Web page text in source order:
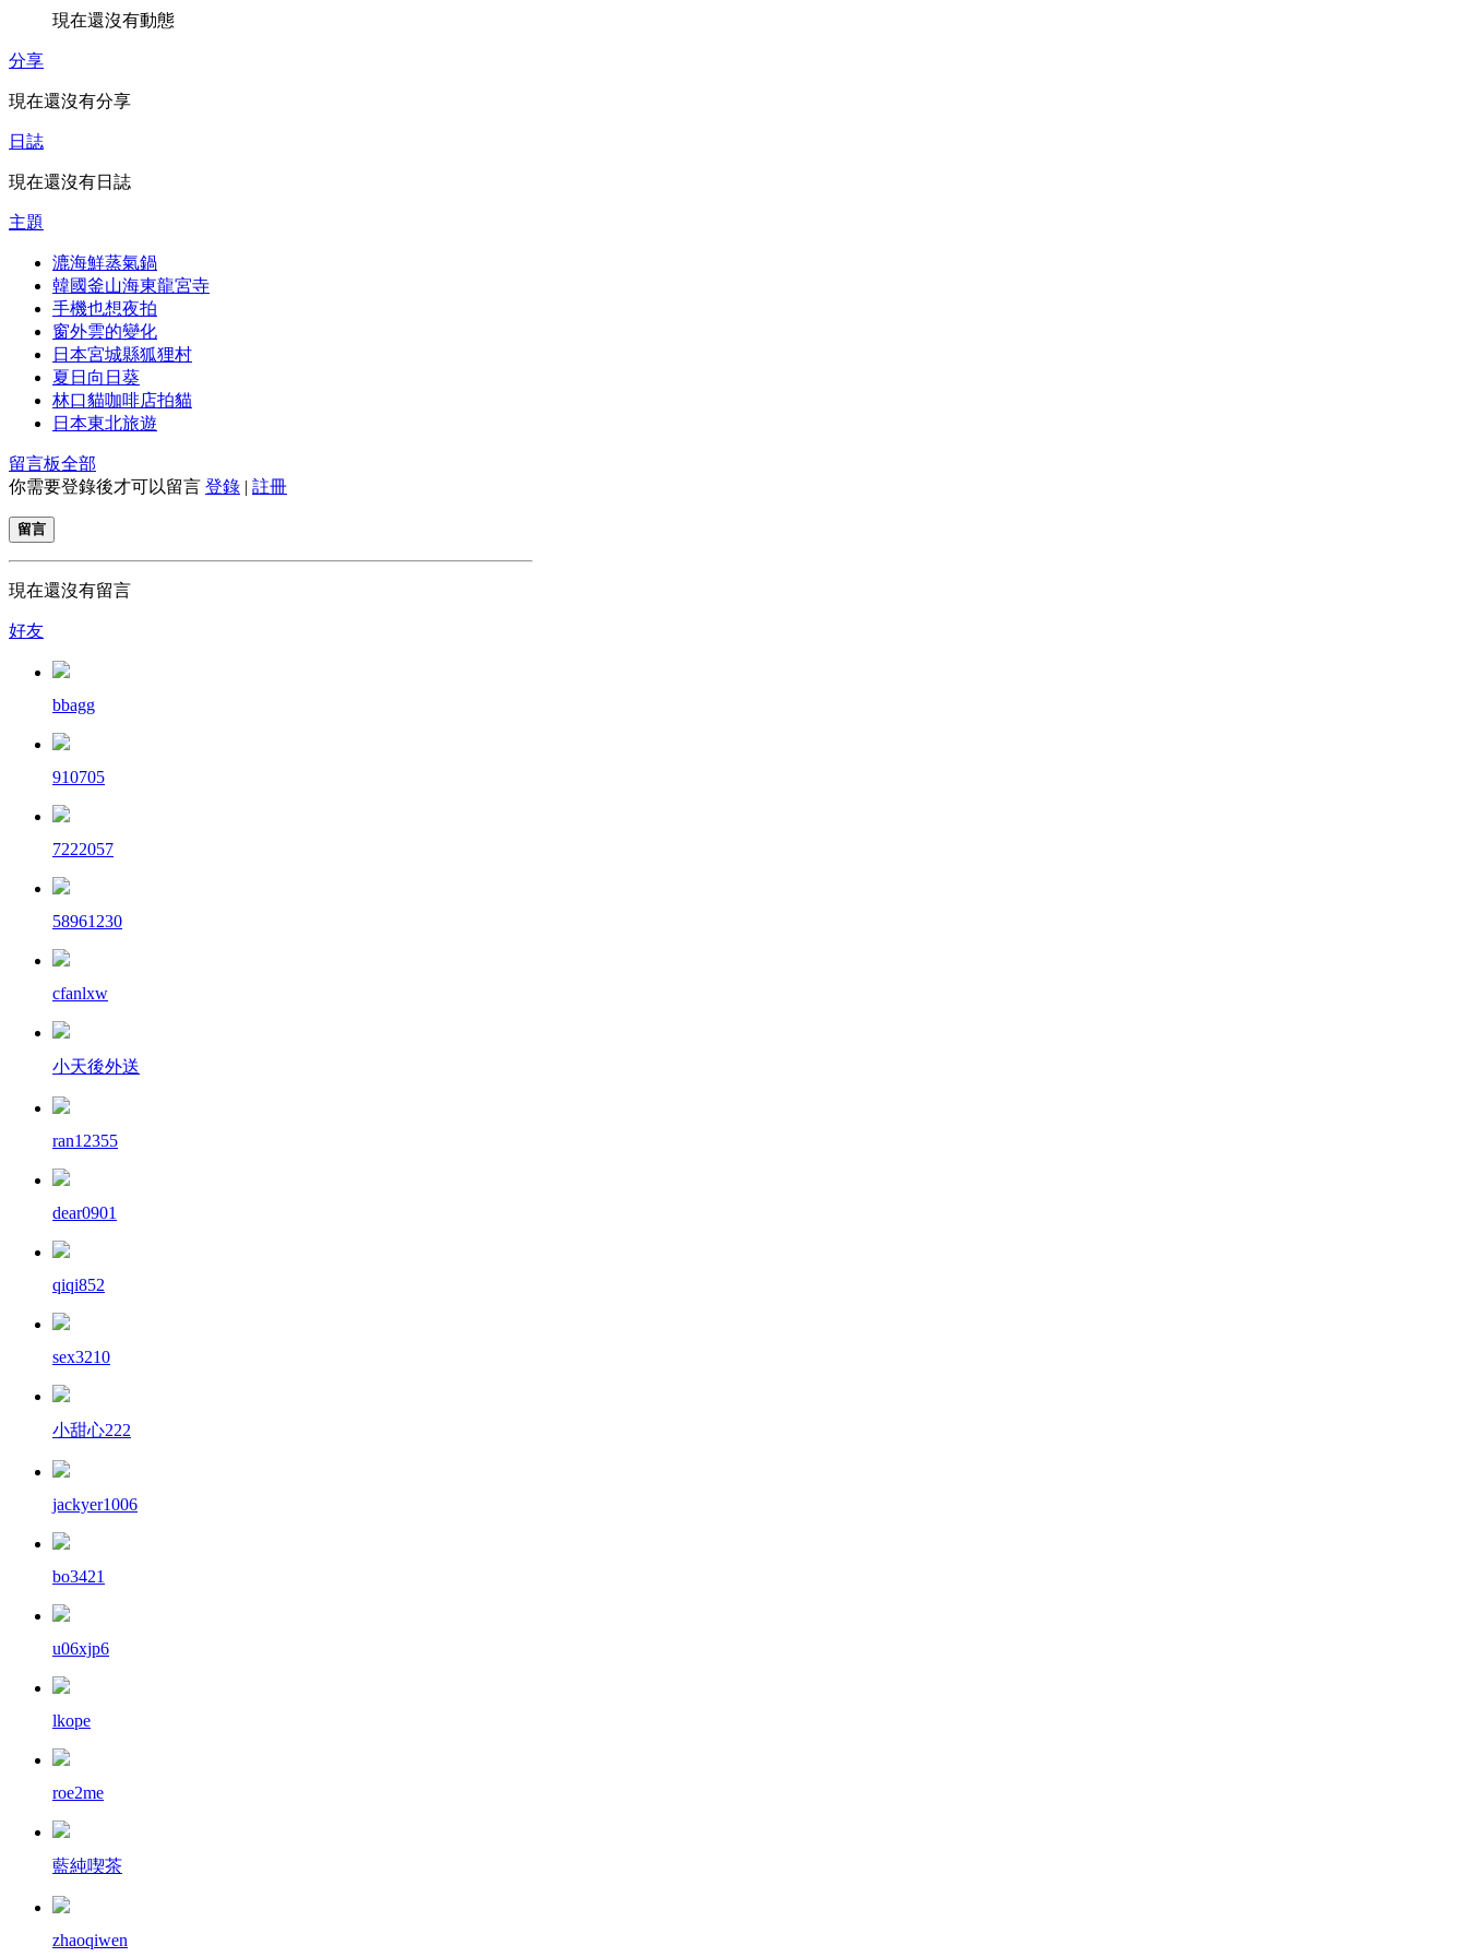
現在還沒有動態
分享
現在還沒有分享
日誌
現在還沒有日誌
主題
漉海鮮蒸氣鍋
韓國釜山海東龍宮寺
手機也想夜拍
窗外雲的變化
日本宮城縣狐狸村
夏日向日葵
林口貓咖啡店拍貓
日本東北旅遊
留言板全部
你需要登錄後才可以留言 登錄 | 註冊
留言
現在還沒有留言
好友
bbagg
910705
7222057
58961230
cfanlxw
小天後外送
ran12355
dear0901
qiqi852
sex3210
小甜心222
jackyer1006
bo3421
u06xjp6
lkope
roe2me
藍純喫茶
zhaoqiwen